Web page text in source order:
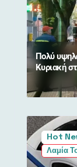
Πολύ
Κυριακή
NATURA
Hot
Λαμία